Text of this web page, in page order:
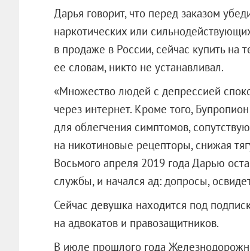
Дарья говорит, что перед заказом
наркотических или
в продаже в России, сейчас купить на
ее словам, никто не устанавливал.
«Множество людей с депрессией
через интернет. Кроме того,
для облегчения симптомов,
на никотиновые рецепторы, снижая
Восьмого апреля 2019 года Дарью
службы, и начался ад: допросы,
Сейчас девушка находится под
на адвокатов и правозащитников.
В июле прошлого года